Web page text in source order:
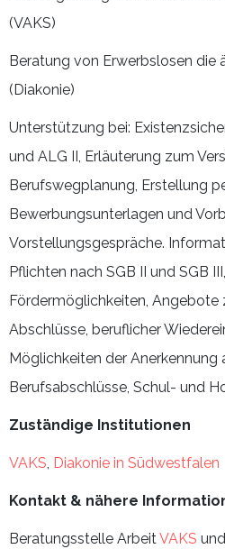
(VAKS)
Beratung von Erwerbslosen die
(Diakonie)
Unterstützung bei:
und ALG II, Erläuterung zum
Berufswegplanung, Erstellung
Bewerbungsunterlagen und
Vorstellungsgespräche.
Pflichten nach SGB II und SGB
Fördermöglichkeiten, Angebote
Abschlüsse, beruflicher
Möglichkeiten der Anerkennung
Berufsabschlüsse, Schul- und
Zuständige Institutionen
VAKS, Diakonie in Südwestfalen
Kontakt & nähere
Beratungsstelle ArbeitVAKS und